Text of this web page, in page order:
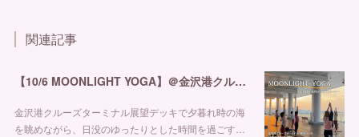
関連記事
【10/6 MOONLIGHT YOGA】＠金沢港クルーズターミナル
金沢港クルーズターミナル展望デッキで夕暮れ時の海
を眺めながら、日没のゆったりとした時間を過ごす…